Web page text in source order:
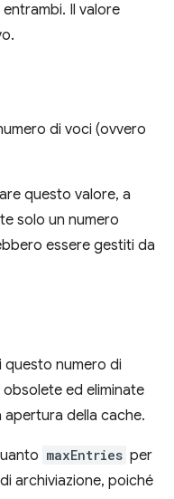
entrambi. Il valore
di voci (ovvero
questo valore, a
solo un numero
essere gestiti da
questo numero di
ed eliminate
della cache.
maxEntries per
archiviazione, poiché